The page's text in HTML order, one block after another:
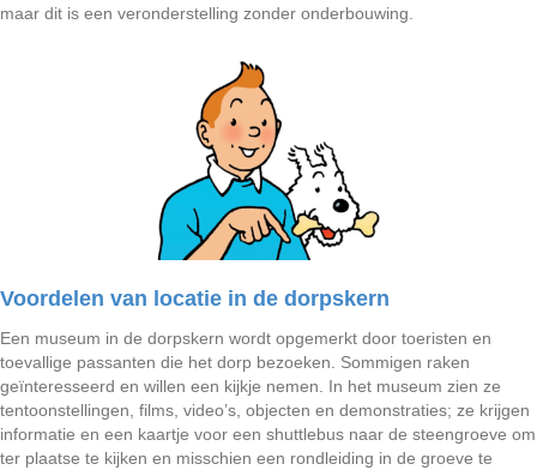
maar dit is een veronderstelling zonder onderbouwing.
Voordelen van locatie in de dorpskern
Een museum in de dorpskern wordt opgemerkt door toeristen en
toevallige passanten die het dorp bezoeken. Sommigen raken
geïnteresseerd en willen een kijkje nemen. In het museum zien ze
tentoonstellingen, films, video’s, objecten en demonstraties; ze krijgen
informatie en een kaartje voor een shuttlebus naar de steengroeve om
ter plaatse te kijken en misschien een rondleiding in de groeve te